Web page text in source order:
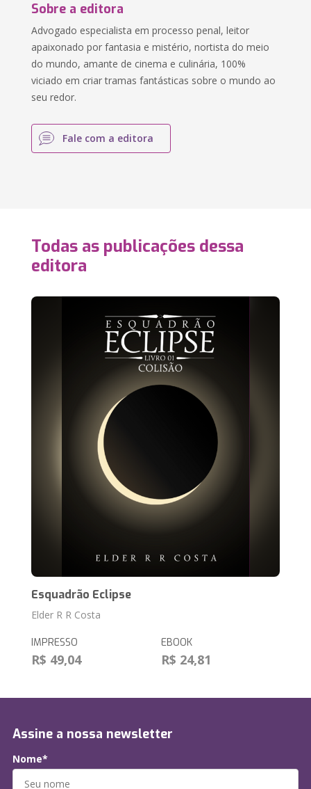
Sobre a editora
Advogado especialista em processo penal, leitor
apaixonado por fantasia e mistério, nortista do meio
do mundo, amante de cinema e culinária, 100%
viciado em criar tramas fantásticas sobre o mundo ao
seu redor.
Fale com a editora
Todas as publicações dessa
editora
Esquadrão Eclipse
Elder R R Costa
IMPRESSO
R$ 49,04
EBOOK
R$ 24,81
Assine a nossa newsletter
Nome*